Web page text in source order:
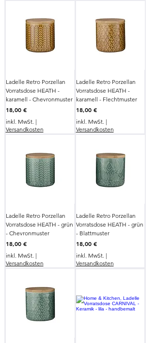
Ladelle Retro Porzellan
Vorratsdose HEATH -
karamell - Chevronmuster
Preis
18,00 €
inkl. MwSt. |
Versandkosten
Ladelle Retro Porzellan
Vorratsdose HEATH -
karamell - Flechtmuster
Preis
18,00 €
inkl. MwSt. |
Versandkosten
Ladelle Retro Porzellan
Vorratsdose HEATH - grün
- Chevronmuster
Preis
18,00 €
inkl. MwSt. |
Versandkosten
Ladelle Retro Porzellan
Vorratsdose HEATH - grün
- Blattmuster
Preis
18,00 €
inkl. MwSt. |
Versandkosten